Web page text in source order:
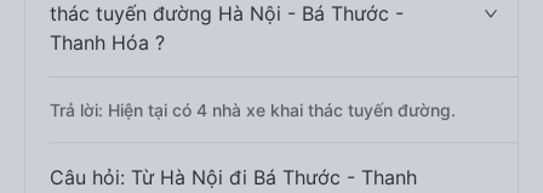
thác tuyến đường Hà Nội - Bá Thước -
Thanh Hóa ?
Trả lời: Hiện tại có 4 nhà xe khai thác tuyến đường.
Câu hỏi: Từ Hà Nội đi Bá Thước - Thanh